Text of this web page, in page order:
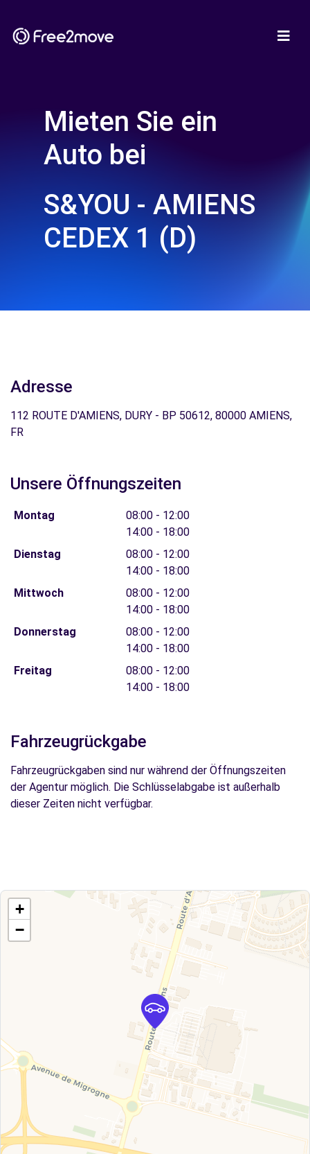
Mieten Sie ein
Auto bei
S&YOU - AMIENS
CEDEX 1 (D)
Adresse
112 ROUTE D'AMIENS, DURY - BP 50612, 80000 AMIENS,
FR
Unsere Öffnungszeiten
Montag
08:00 - 12:00
14:00 - 18:00
Dienstag
08:00 - 12:00
14:00 - 18:00
Mittwoch
08:00 - 12:00
14:00 - 18:00
Donnerstag
08:00 - 12:00
14:00 - 18:00
Freitag
08:00 - 12:00
14:00 - 18:00
Fahrzeugrückgabe
Fahrzeugrückgaben sind nur während der Öffnungszeiten
der Agentur möglich. Die Schlüsselabgabe ist außerhalb
dieser Zeiten nicht verfügbar.
+
−